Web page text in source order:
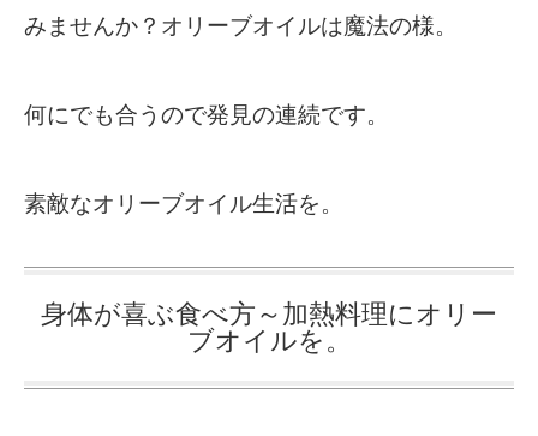
みませんか？オリーブオイルは魔法の様。
何にでも合うので発見の連続です。
素敵なオリーブオイル生活を。
身体が喜ぶ食べ方～加熱料理にオリー
ブオイルを。